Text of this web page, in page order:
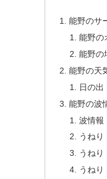
能野のサ
能野の
能野の
能野の天
日の出
能野の波
波情報
うねり
うねり
うねり